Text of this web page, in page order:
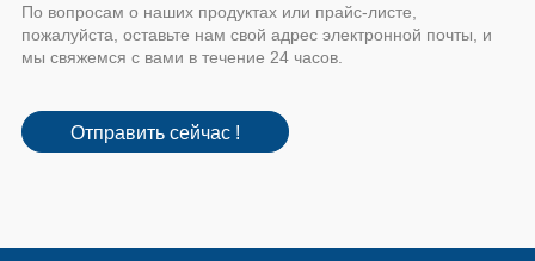
По вопросам о наших продуктах или прайс-листе,
пожалуйста, оставьте нам свой адрес электронной почты, и
мы свяжемся с вами в течение 24 часов.
Отправить сейчас !